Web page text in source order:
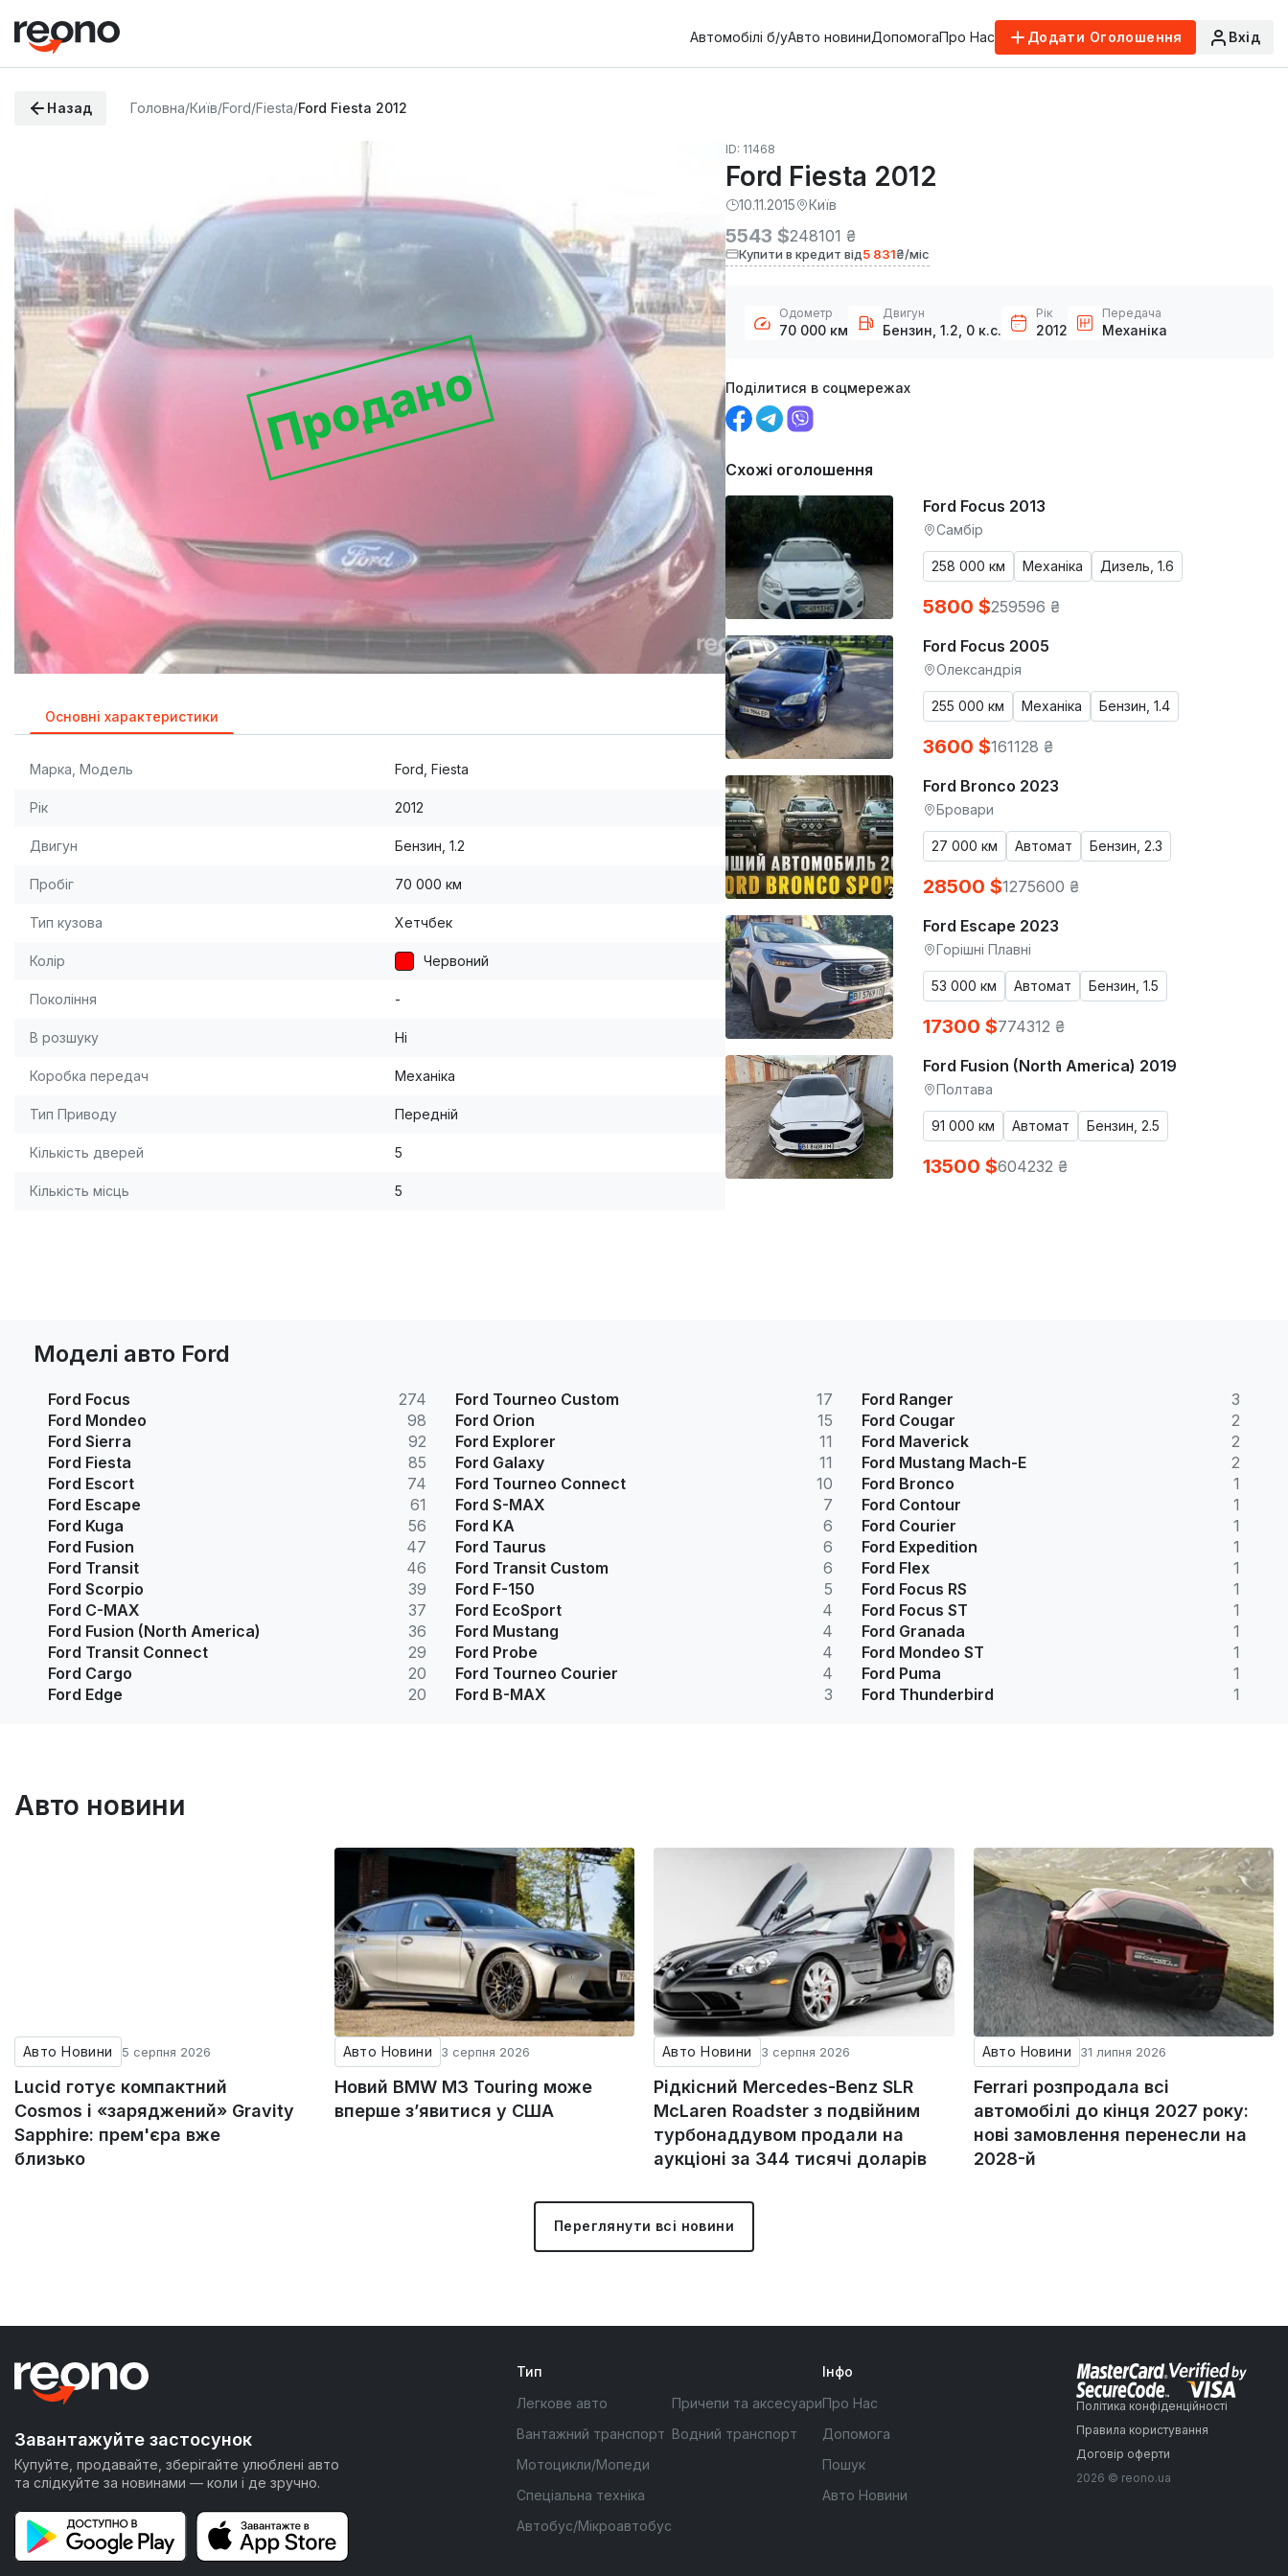
Автомобілі б/уАвто новиниДопомогаПро Нас Додати Оголошення Вхід
Назад Головна/Київ/Ford/Fiesta/Ford Fiesta 2012
Продано
Основні характеристики
Марка, Модель Ford, Fiesta
Рік 2012
Двигун Бензин, 1.2
Пробіг 70 000 км
Тип кузова Хетчбек
Колір Червоний
Покоління -
В розшуку Ні
Коробка передач Механіка
Тип Приводу Передній
Кількість дверей 5
Кількість місць 5
ID: 11468
Ford Fiesta 2012
10.11.2015 Київ
5543 $248101 ₴
Купити в кредит від5 831₴/міс
Одометр
70 000 км
Двигун
Бензин, 1.2, 0 к.с.
Рік
2012
Передача
Механіка
Поділитися в соцмережах
Схожі оголошення
Ford Focus 2013
Самбір
258 000 км Механіка Дизель, 1.6
5800 $259596 ₴
Ford Focus 2005
Олександрія
255 000 км Механіка Бензин, 1.4
3600 $161128 ₴
Ford Bronco 2023
Бровари
27 000 км Автомат Бензин, 2.3
28500 $1275600 ₴
Ford Escape 2023
Горішні Плавні
53 000 км Автомат Бензин, 1.5
17300 $774312 ₴
Ford Fusion (North America) 2019
Полтава
91 000 км Автомат Бензин, 2.5
13500 $604232 ₴
Моделі авто Ford
Ford Focus
274
Ford Mondeo
98
Ford Sierra
92
Ford Fiesta
85
Ford Escort
74
Ford Escape
61
Ford Kuga
56
Ford Fusion
47
Ford Transit
46
Ford Scorpio
39
Ford C-MAX
37
Ford Fusion (North America)
36
Ford Transit Connect
29
Ford Cargo
20
Ford Edge
20
Ford Tourneo Custom
17
Ford Orion
15
Ford Explorer
11
Ford Galaxy
11
Ford Tourneo Connect
10
Ford S-MAX
7
Ford KA
6
Ford Taurus
6
Ford Transit Custom
6
Ford F-150
5
Ford EcoSport
4
Ford Mustang
4
Ford Probe
4
Ford Tourneo Courier
4
Ford B-MAX
3
Ford Ranger
3
Ford Cougar
2
Ford Maverick
2
Ford Mustang Mach-E
2
Ford Bronco
1
Ford Contour
1
Ford Courier
1
Ford Expedition
1
Ford Flex
1
Ford Focus RS
1
Ford Focus ST
1
Ford Granada
1
Ford Mondeo ST
1
Ford Puma
1
Ford Thunderbird
1
Авто новини
Авто Новини 5 серпня 2026
Lucid готує компактний
Cosmos і «заряджений» Gravity
Sapphire: прем'єра вже
близько
Авто Новини 3 серпня 2026
Новий BMW M3 Touring може
вперше з’явитися у США
Авто Новини 3 серпня 2026
Рідкісний Mercedes-Benz SLR
McLaren Roadster з подвійним
турбонаддувом продали на
аукціоні за 344 тисячі доларів
Авто Новини 31 липня 2026
Ferrari розпродала всі
автомобілі до кінця 2027 року:
нові замовлення перенесли на
2028-й
Переглянути всі новини
Завантажуйте застосунок
Купуйте, продавайте, зберігайте улюблені авто
та слідкуйте за новинами — коли і де зручно.
Тип
Легкове авто
Вантажний транспорт
Мотоцикли/Мопеди
Спеціальна техніка
Автобус/Мікроавтобус
Причепи та аксесуари
Водний транспорт
Інфо
Про Нас
Допомога
Пошук
Авто Новини
Політика конфіденційності
Правила користування
Договір оферти
2026 © reono.ua